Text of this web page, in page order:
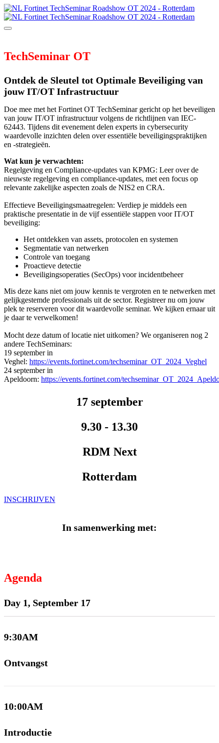
TechSeminar OT
Ontdek de Sleutel tot Optimale Beveiliging van
jouw IT/OT Infrastructuur
Doe mee met het Fortinet OT TechSeminar gericht op het beveiligen
van jouw IT/OT infrastructuur volgens de richtlijnen van IEC-
62443. Tijdens dit evenement delen experts in cybersecurity
waardevolle inzichten delen over essentiële beveiligingspraktijken
en -strategieën.
Wat kun je verwachten:
Regelgeving en Compliance-updates van KPMG: Leer over de
nieuwste regelgeving en compliance-updates, met een focus op
relevante zakelijke aspecten zoals de NIS2 en CRA.
Effectieve Beveiligingsmaatregelen: Verdiep je middels een
praktische presentatie in de vijf essentiële stappen voor IT/OT
beveiliging:
Het ontdekken van assets, protocolen en systemen
Segmentatie van netwerken
Controle van toegang
Proactieve detectie
Beveiligingsoperaties (SecOps) voor incidentbeheer
Mis deze kans niet om jouw kennis te vergroten en te netwerken met
gelijkgestemde professionals uit de sector. Registreer nu om jouw
plek te reserveren voor dit waardevolle seminar. We kijken ernaar uit
je daar te verwelkomen!
Mocht deze datum of locatie niet uitkomen? We organiseren nog 2
andere TechSeminars:
19 september in
Veghel: https://events.fortinet.com/techseminar_OT_2024_Veghel
24 september in
Apeldoorn: https://events.fortinet.com/
17 september
9.30 - 13.30
RDM Next
Rotterdam
INSCHRIJVEN
In samenwerking met:
Agenda
Day 1, September 17
9:30AM
Ontvangst
10:00AM
Introductie